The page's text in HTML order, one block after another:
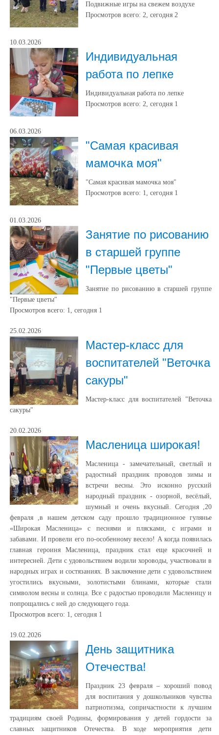
Подвижные игры на свежем воздухе
Просмотров всего: 2, сегодня 2
10.03.2026
Индивидуальная
работа по лепке
Индивидуальная работа по лепке
Просмотров всего: 2, сегодня 1
06.03.2026
"Самая красивая
мамочка моя"
"Самая красивая мамочка моя"
Просмотров всего: 1, сегодня 1
01.03.2026
Занятие по рисованию
в старшей группе
"Первые цветы"
Занятие по рисованию в старшей группе
"Первые цветы"
Просмотров всего: 1, сегодня 1
25.02.2026
Мастер-класс для
воспитателей "Веточка
сакуры"
Мастер-класс для воспитателей "Веточка
сакуры"
20.02.2026
Масленица широкая!
Масленица - замечательный, светлый и
радостный праздник проводов зимы и
встречи весны. Это исконно русский
народный праздник - озорной, весёлый,
шумный и очень вкусный. Сегодня ,20
февраля ,в нашем детском саду прошло традиционное гулянье
«Широкая Масленица» с песнями и плясками, с играми и
забавами. И провели его по-особенному весело! А когда появилась
главная героиня Масленица, праздник стал еще красочней и
интересней. Дети с удовольствием водили хороводы, участвовали в
народных играх и состязаниях. В заключение дети с удовольствием
угостились вкусными, золотистыми блинами, которые стали
символом весны и солнца. Все с радостью проводили Масленицу и
попрощались с ней до следующего года.
Просмотров всего: 1, сегодня 1
19.02.2026
День защитника
Отечества!
Праздник 23 февраля – хороший повод
для воспитания у дошкольников чувства
патриотизма, сопричастности к лучшим
традициям своей Родины, формирования у детей гордости за
славных защитников Отечества. В ходе мероприятия дети